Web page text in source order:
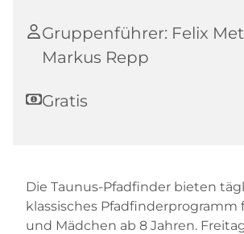
Gruppenführer: Felix
Markus Repp
Gratis
Die Taunus-Pfadfinder bieten
klassisches Pfadfinderprogramm
und Mädchen ab 8 Jahren.